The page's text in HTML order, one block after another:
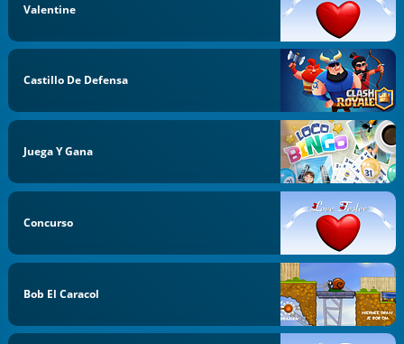
Valentine
Castillo De Defensa
Juega Y Gana
Concurso
Bob El Caracol